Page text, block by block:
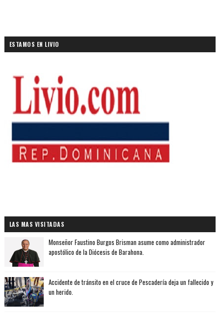
ESTAMOS EN LIVIO
LAS MAS VISITADAS
Monseñor Faustino Burgos Brisman asume como administrador
apostólico de la Diócesis de Barahona.
Accidente de tránsito en el cruce de Pescadería deja un fallecido y
un herido.